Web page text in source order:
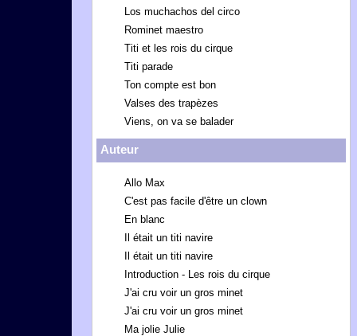
Los muchachos del circo
Rominet maestro
Titi et les rois du cirque
Titi parade
Ton compte est bon
Valses des trapèzes
Viens, on va se balader
Auteur
Allo Max
C'est pas facile d'être un clown
En blanc
Il était un titi navire
Il était un titi navire
Introduction - Les rois du cirque
J'ai cru voir un gros minet
J'ai cru voir un gros minet
Ma jolie Julie